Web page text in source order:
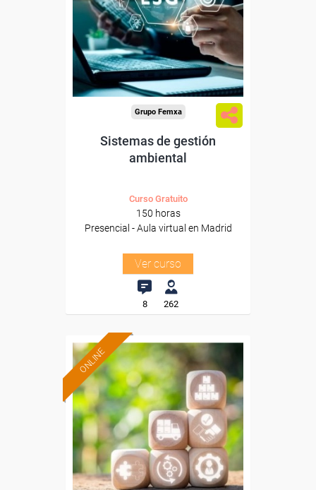
Para desempleados,
trabajadores y autónomos.
Para todos los sectores.
Grupo Femxa
Sistemas de gestión
ambiental
Curso Gratuito
150 horas
Presencial - Aula virtual en Madrid
Ver curso
8 262
ONLINE
Formación 100%
subvencionada.
Para desempleados,
trabajadores y autónomos.
Sector
-Grandes Almacenes.